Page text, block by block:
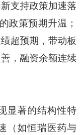
支持政策加速落
政策预期升温；
超预期，带动板
，融资余额连续
著的结构性特
（如恒瑞医药与